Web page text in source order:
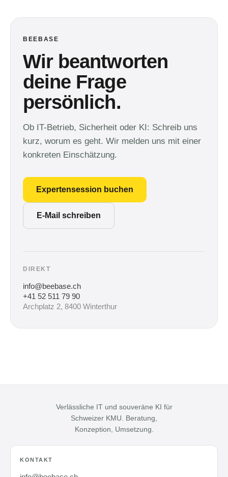
BEEBASE
Wir beantworten
deine Frage
persönlich.
Ob IT-Betrieb, Sicherheit oder KI: Schreib uns
kurz, worum es geht. Wir melden uns mit einer
konkreten Einschätzung.
Expertensession buchen
E-Mail schreiben
DIREKT
info@beebase.ch
+41 52 511 79 90
Archplatz 2, 8400 Winterthur
Verlässliche IT und souveräne KI für
Schweizer KMU. Beratung,
Konzeption, Umsetzung.
KONTAKT